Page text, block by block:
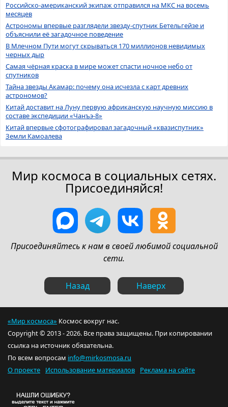
Российско-американский экипаж отправился на МКС на восемь
месяцев
Астрономы впервые разглядели звезду-спутник Бетельгейзе и
объяснили её загадочное поведение
В Млечном Пути могут скрываться 170 миллионов невидимых
черных дыр
Самая чёрная краска в мире может спасти ночное небо от
спутников
Тайна звезды Акамар: почему она исчезла с карт древних
астрономов?
Китай доставит на Луну первую африканскую научную миссию в
составе экспедиции «Чанъэ-8»
Китай впервые сфотографировал загадочный «квазиспутник»
Земли Камоалева
Мир космоса в социальных сетях.
Присоединяйся!
Присоединяйтесь к нам в своей любимой социальной
сети.
Назад Наверх
«Мир космоса» Космос вокруг нас.
Copyright © 2013 - 2026. Все права защищены. При копировании
ссылка на источник обязательна.
По всем вопросам info@mirkosmosa.ru
О проекте
Использование материалов Реклама на сайте